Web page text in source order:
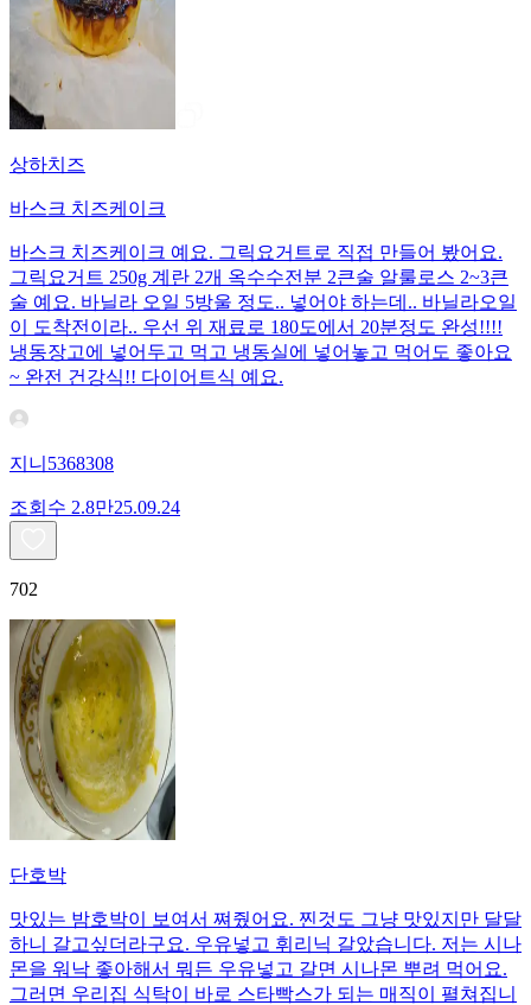
상하치즈
바스크 치즈케이크
바스크 치즈케이크 예요. 그릭요거트로 직접 만들어 봤어요.
그릭요거트 250g 계란 2개 옥수수전분 2큰술 알룰로스 2~3큰
술 예요. 바닐라 오일 5방울 정도.. 넣어야 하는데.. 바닐라오일
이 도착전이라.. 우선 위 재료로 180도에서 20분정도 완성!!!!
냉동장고에 넣어두고 먹고 냉동실에 넣어놓고 먹어도 좋아요
~ 완전 건강식!! 다이어트식 예요.
지니5368308
조회수 2.8만25.09.24
702
단호박
맛있는 밤호박이 보여서 쪄줬어요. 찐것도 그냥 맛있지만 달달
하니 갈고싶더라구요. 우유넣고 휘리닉 갈았습니다. 저는 시나
몬을 워낙 좋아해서 뭐든 우유넣고 갈면 시나몬 뿌려 먹어요.
그러면 우리집 식탁이 바로 스타빡스가 되는 매직이 펼쳐집니